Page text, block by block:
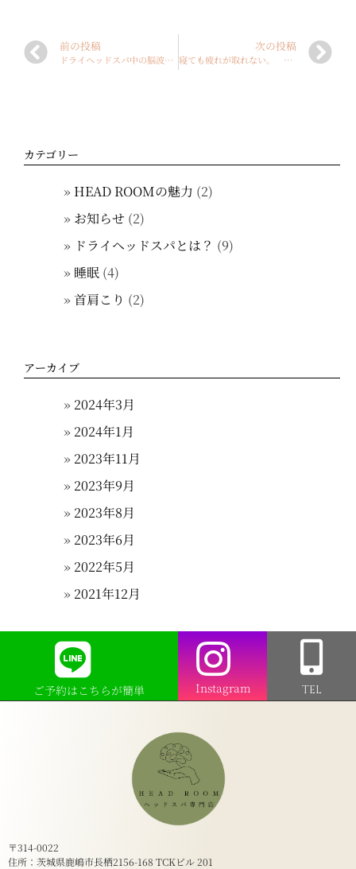
カテゴリー
HEAD ROOMの魅力 (2)
お知らせ (2)
ドライヘッドスパとは？ (9)
睡眠 (4)
首肩こり (2)
アーカイブ
2024年3月
2024年1月
2023年11月
2023年9月
2023年8月
2023年6月
2022年5月
2021年12月
前の投稿
ドライヘッドスパ中の脳波 神栖市ヘッドスパ
次の投稿
寝ても疲れが取れない。 茨城ヘッドスパ
ご予約はこちらが簡単 Instagram TEL
〒314-0022
住所：茨城県鹿嶋市長栖2156-168 TCKビル 201